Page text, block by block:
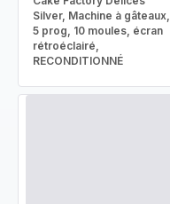
Silver, Machine à gâteaux,
5 prog, 10 moules, écran
rétroéclairé,
RECONDITIONNÉ